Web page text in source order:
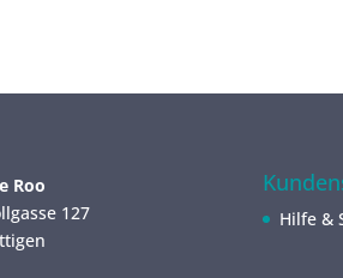
Roo
127
Hilfe &